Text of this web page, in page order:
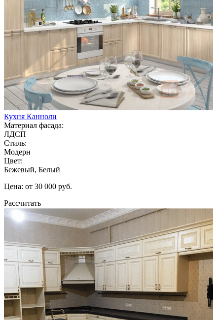
Кухня Канноли
Материал фасада:
ЛДСП
Стиль:
Модерн
Цвет:
Бежевый, Белый
Цена: от 30 000 руб.
Рассчитать